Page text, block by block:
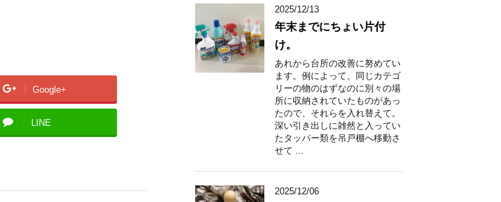
Google+
LINE
2025/12/13
年末までにちょい片付
け。
あれから台所の改善に努めてい
ます。例によって、同じカテゴ
リーの物のはずなのに別々の場
所に収納されていたものがあっ
たので、それらを入れ替えて。
深い引き出しに雑然と入ってい
たタッパー類を吊戸棚へ移動さ
せて ...
2025/12/06